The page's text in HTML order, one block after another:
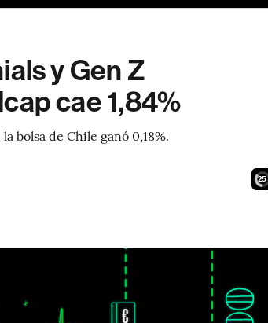
y Gen Z
cae 1,84%
bolsa de Chile ganó 0,18%.
24